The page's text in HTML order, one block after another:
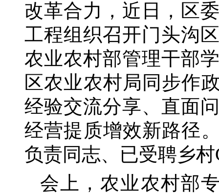
改革合力，近日，区
工程组织召开门头沟
农业农村部管理干部
区农业农村局同步作
经验交流分享、直面
经营提质增效新路径
负责同志、已受聘乡
会上，农业农村部